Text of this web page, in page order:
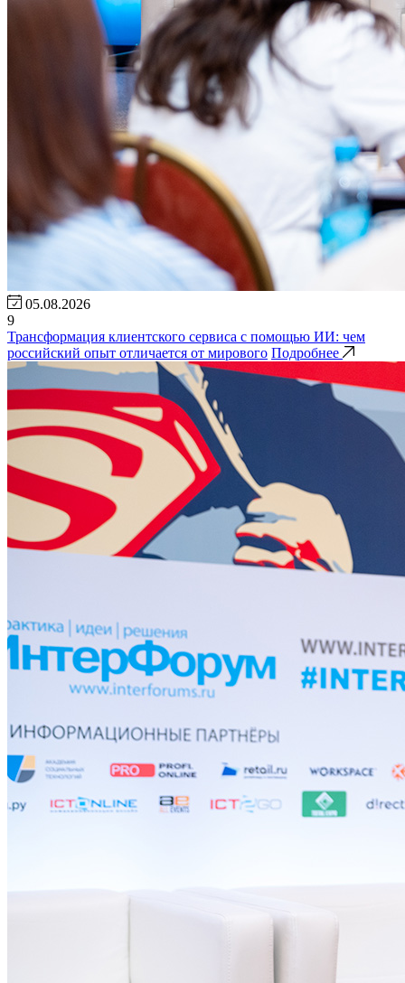
05.08.2026
9
Трансформация клиентского сервиса с помощью ИИ: чем
российский опыт отличается от мирового Подробнее